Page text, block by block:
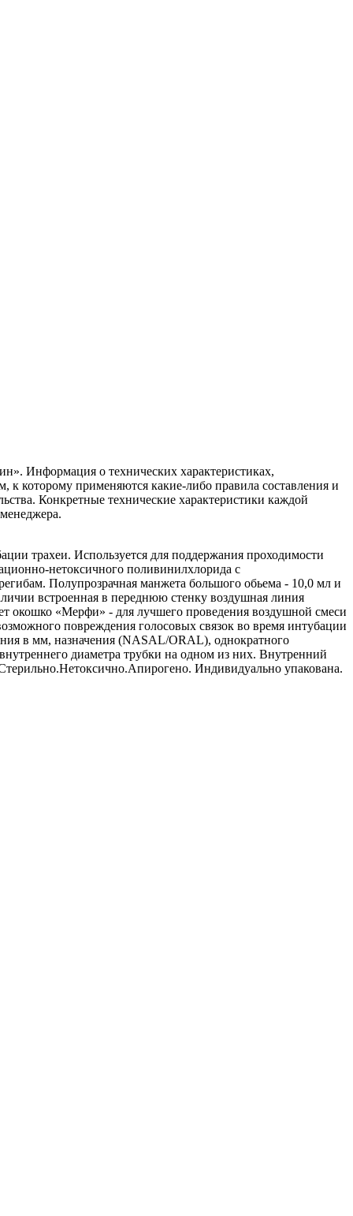
Информация о технических характеристиках,
к которому применяются какие-либо правила составления и
Конкретные технические характеристики каждой
трахеи. Используется для поддержания проходимости
нетоксичного поливинилхлорида с
Полупрозрачная манжета большого обьема - 10,0 мл и
встроенная в переднюю стенку воздушная линия
окошко «Мерфи» - для лучшего проведения воздушной смеси
повреждения голосовых связок во время интубации
в мм, назначения (NASAL/ORAL), однократного
диаметра трубки на одном из них. Внутренний
Индивидуально упакована.